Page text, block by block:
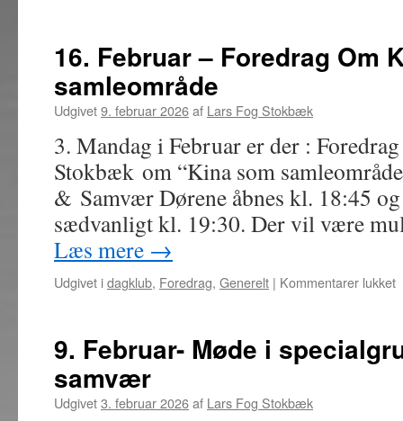
16. Februar – Foredrag Om
samleområde
Udgivet9. februar 2026af Lars Fog Stokbæk
3. Mandag i Februar er der :
Stokbæk om “Kina som
& Samvær Dørene åbnes kl. 18:45
sædvanligt kl. 19:30. Der vil være
Læs mere →
Udgivet idagklub, Foredrag, Generelt | Kommentarer lukkettil
9. Februar- Møde i
samvær
Udgivet3. februar 2026af Lars Fog Stokbæk